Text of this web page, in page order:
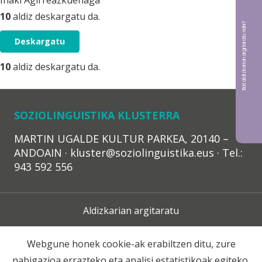
10aldiz deskargatu da.
Deskargatu
10aldiz deskargatu da.
SOZIOLINGUISTIKA KLUSTERRA
MARTIN UGALDE KULTUR PARKEA, 20140 –
ANDOAIN · kluster@soziolinguistika.eus · Tel.:
943 592 556
Aldizkarian argitaratu
Lege Oharra
Webgune honek cookie-ak erabiltzen ditu, zure
Bat aldizkarian argitaratu nahi?